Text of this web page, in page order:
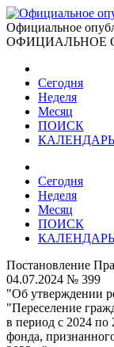
Официальное
ОФИЦИАЛЬНОЕ
Сегодня
Неделя
Месяц
ПОИСК
Сегодня
Неделя
Месяц
ПОИСК
Постановление
04.07.2024 № 399
"Об утверждении
"Переселение
в период с 2024
фонда,